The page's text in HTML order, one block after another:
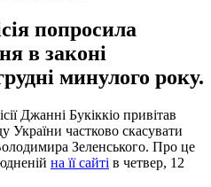
попросила
в законі
минулого року.
Джанні Букіккіо привітав
України частково скасувати
Зеленського. Про це
на її сайті в четвер, 12